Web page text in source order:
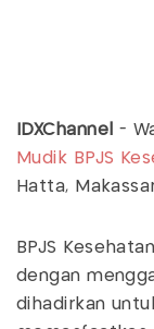
IDXChannel -
Mudik BPJS
Hatta,
BPJS
dengan
dihadirkan